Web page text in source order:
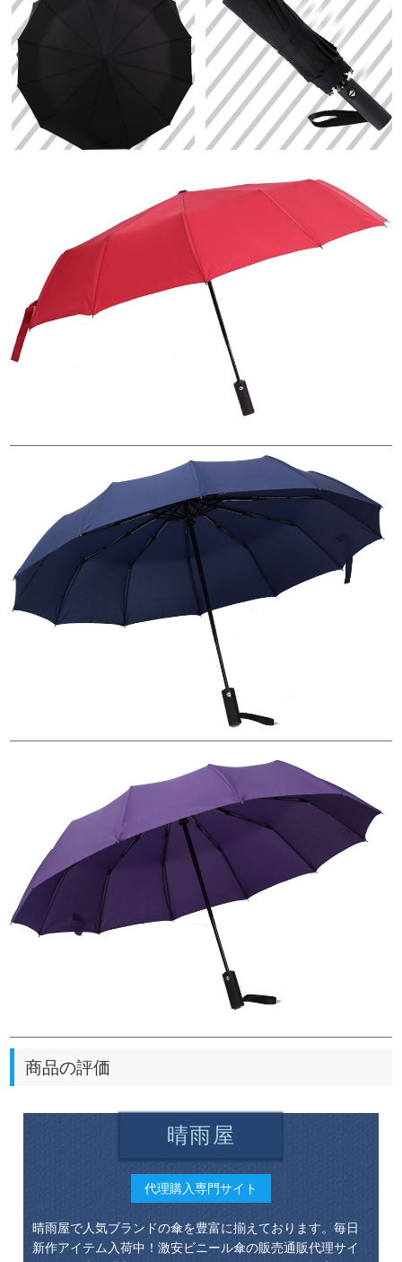
商品の評価
晴雨屋
代理購入専門サイト
晴雨屋で人気ブランドの傘を豊富に揃えております。毎日
新作アイテム入荷中！激安ビニール傘の販売通販代理サイ